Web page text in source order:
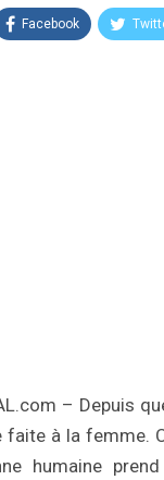
Facebook
– Depuis
faite à la femme.
humaine